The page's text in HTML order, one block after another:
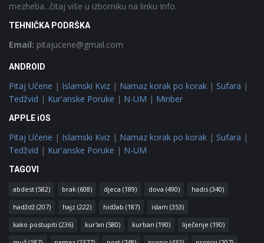
mezheba...čitaj više u izborniku na linku Info.
TEHNIČKA PODRŠKA
Email: pitajucene@gmail.com
ANDROID
Pitaj Učene | Islamski Kviz | Namaz korak po korak | Sufara |
Tedžvid | Kur'anske Poruke | N-UM | Minber
APPLE iOS
Pitaj Učene | Islamski Kviz | Namaz korak po korak | Sufara |
Tedžvid | Kur'anske Poruke | N-UM
TAGOVI
abdest (582) brak (608) djeca (189) dova (490) hadis (340)
hadždž (207) hajz (222) hidžab (187) islam (353)
kako postupiti (236) kur'an (580) kurban (190) liječenje (190)